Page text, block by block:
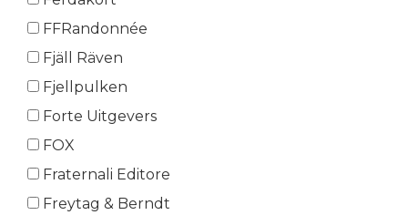
FFRandonnée
Fjäll Räven
Fjellpulken
Forte Uitgevers
FOX
Fraternali Editore
Freytag & Berndt